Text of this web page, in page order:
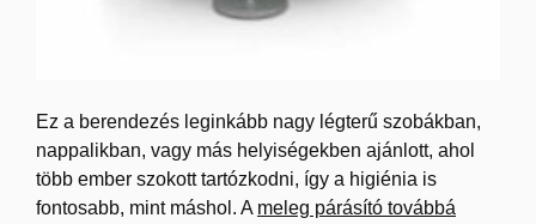
Ez a berendezés leginkább nagy légterű szobákban,
nappalikban, vagy más helyiségekben ajánlott, ahol
több ember szokott tartózkodni, így a higiénia is
fontosabb, mint máshol. A meleg párásító továbbá